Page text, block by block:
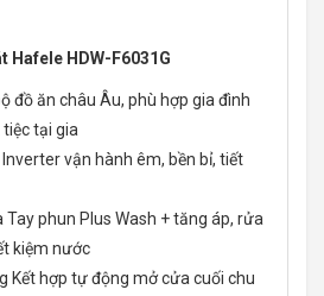
Hafele HDW-F6031G
đồ ăn châu Âu, phù hợp gia đình
tại gia
vận hành êm, bền bỉ, tiết
Tay phun Plus Wash + tăng áp, rửa
kiệm nước
Kết hợp tự động mở cửa cuối chu